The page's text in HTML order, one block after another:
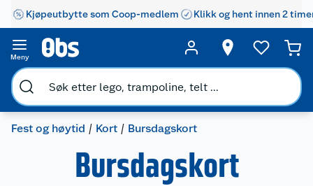
Kjøpeutbytte som Coop-medlem Klikk og hent innen 2
Meny
Fest og høytid Kort Bursdagskort
Bursdagskort